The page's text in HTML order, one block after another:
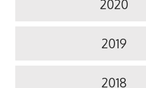
2020
2019
2018